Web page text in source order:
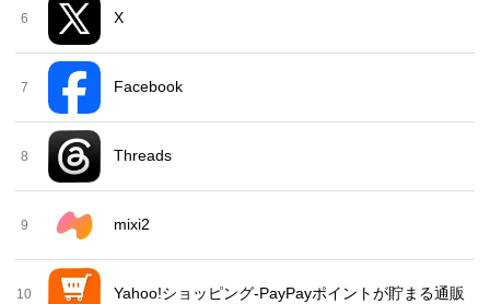
6 X
7 Facebook
8 Threads
9 mixi2
10 Yahoo!ショッピング-PayPayポイントが貯まる通販